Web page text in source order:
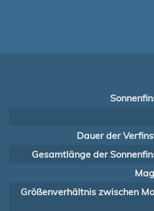
Dauer der
Gesamtlänge der
Größenverhältnis zwischen